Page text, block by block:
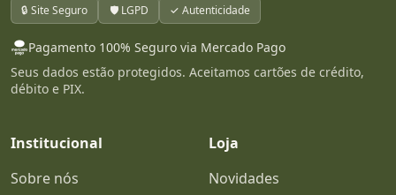
🔒 Site Seguro 🛡️ LGPD ✓ Autenticidade
Pagamento 100% Seguro via Mercado Pago
Seus dados estão protegidos. Aceitamos cartões de crédito,
débito e PIX.
Institucional
Sobre nós
Loja
Novidades